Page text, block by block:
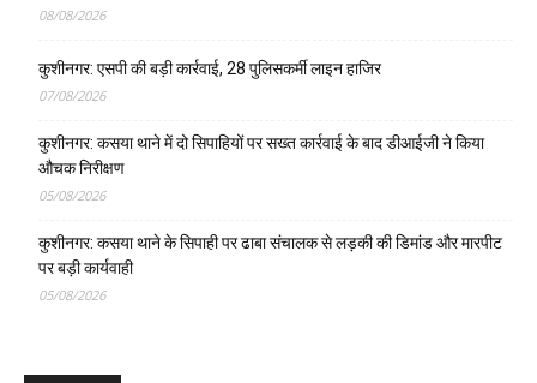
08/08/2026
कुशीनगर: एसपी की बड़ी कार्रवाई, 28 पुलिसकर्मी लाइन हाजिर
07/08/2026
कुशीनगर: कसया थाने में दो सिपाहियों पर सख्त कार्रवाई के बाद डीआईजी ने किया
औचक निरीक्षण
05/08/2026
कुशीनगर: कसया थाने के सिपाही पर ढाबा संचालक से लड़की की डिमांड और मारपीट
पर बड़ी कार्यवाही
05/08/2026